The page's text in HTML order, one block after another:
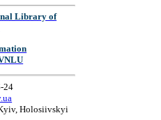
Library of
24
Holosiivskyi